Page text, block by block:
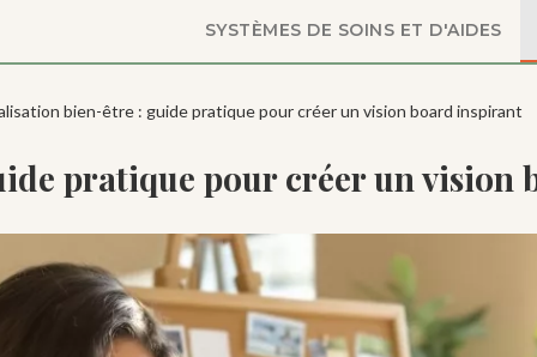
SYSTÈMES DE SOINS ET D'AIDES
bien-être : guide pratique pour créer un vision board inspirant
pratique pour créer un vision